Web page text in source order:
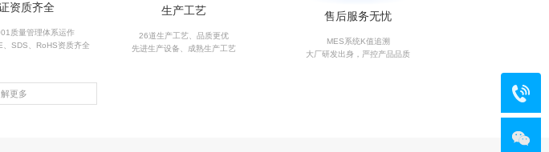
资质齐全
质量管理体系运作
SDS、RoHS资质齐全
生产工艺
26道生产工艺、品质更优
先进生产设备、成熟生产工艺
售后服务无忧
MES系统K值追溯
大厂研发出身，严控产品品质
更多